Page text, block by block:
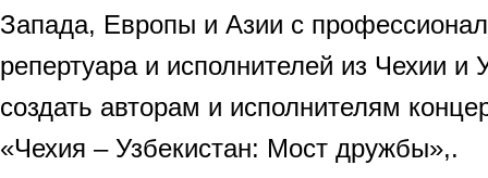
Запада, Европы и Азии с
репертуара и исполнителей из Чехии и
создать авторам и исполнителям
«Чехия – Узбекистан: Мост дружбы»,.